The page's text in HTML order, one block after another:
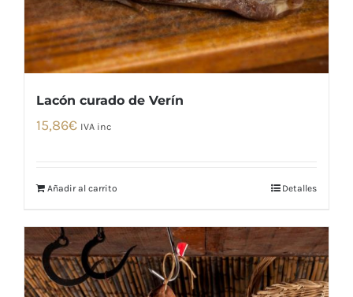
Lacón curado de Verín
15,86€ IVA inc
Añadir al carrito Detalles